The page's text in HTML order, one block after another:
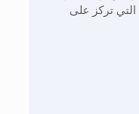
تركز على